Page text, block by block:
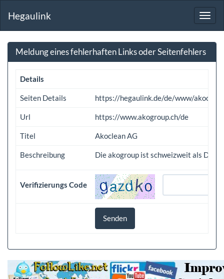
Hegaulink
Meldung eines fehlerhaften Links oder Seitenfehlers
Details
Seiten Details https://hegaulink.de/de/www/
Url https://www.akogroup.ch/de
Titel Akoclean AG
Beschreibung Die akogroup ist schweizweit als
Verifizierungs Code